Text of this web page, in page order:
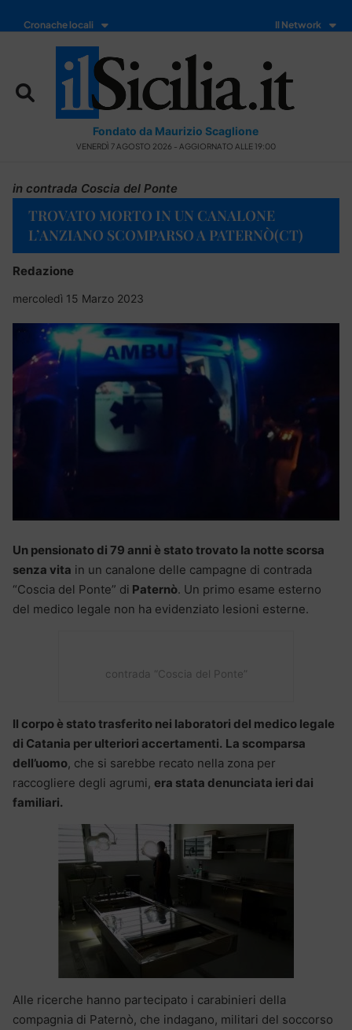
Cronache locali Il Network
Fondato da Maurizio Scaglione
VENERDÌ 7 AGOSTO 2026 - AGGIORNATO ALLE 19:00
in contrada Coscia del Ponte
TROVATO MORTO IN UN CANALONE
L’ANZIANO SCOMPARSO A PATERNÒ(CT)
Redazione
mercoledì 15 Marzo 2023
Un pensionato di 79 anni è stato trovato la notte scorsa
senza vita in un canalone delle campagne di contrada
“Coscia del Ponte” di Paternò. Un primo esame esterno
del medico legale non ha evidenziato lesioni esterne.
contrada “Coscia del Ponte”
Il corpo è stato trasferito nei laboratori del medico legale
di Catania per ulteriori accertamenti. La scomparsa
dell’uomo, che si sarebbe recato nella zona per
raccogliere degli agrumi, era stata denunciata ieri dai
familiari.
Alle ricerche hanno partecipato i carabinieri della
compagnia di Paternò, che indagano, militari del soccorso